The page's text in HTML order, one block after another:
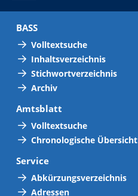
BASS
Volltextsuche
Inhaltsverzeichnis
Stichwortverzeichnis
Archiv
Amtsblatt
Volltextsuche
Chronologische Übersicht
Service
Abkürzungsverzeichnis
Adressen